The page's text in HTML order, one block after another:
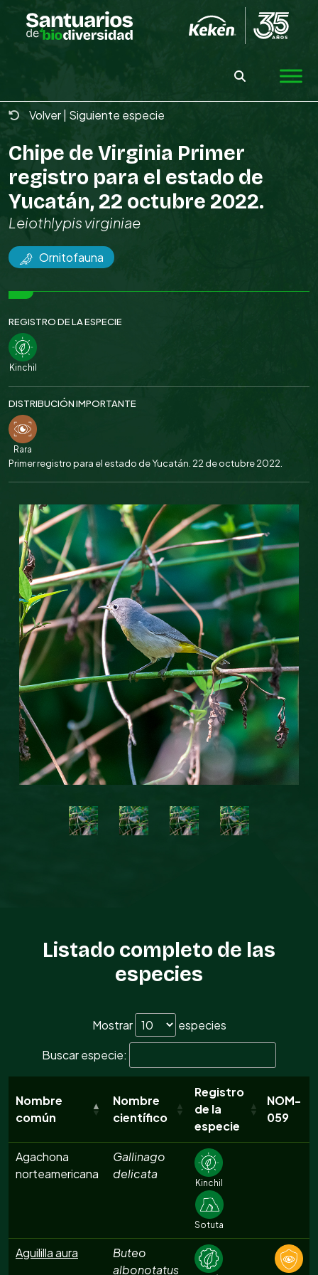
Volver Siguiente especie
Chipe de Virginia Primer
registro para el estado de
Yucatán, 22 octubre 2022.
Leiothlypis virginiae
Ornitofauna
REGISTRO DE LA ESPECIE
Kinchil
DISTRIBUCIÓN IMPORTANTE
Rara
Primer registro para el estado de Yucatán. 22 de octubre 2022.
Listado completo de las
especies
Mostrar
especies
Buscar especie:
Nombre
común
Nombre
científico
Registro
de la
especie
NOM-
059
Agachona
norteamericana
Gallinago
delicata
Kinchil
Sotuta
Aguililla aura
Buteo
albonotatus